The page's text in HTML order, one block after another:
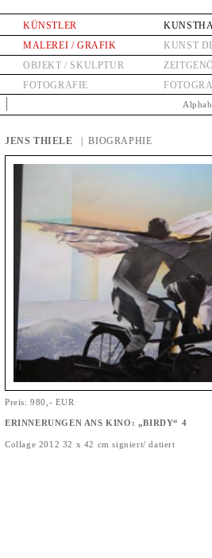
KÜNSTLER
MALEREI / GRAFIK
OBJEKT / SKULPTUR
FOTOGRAFIE
KUNST
JENS THIELE | BIOGRAPHIE
Preis: 980,- EUR
ERINNERUNGEN ANS KINO: „BIRDY“ 4
Collage 2012 32 x 42 cm signiert/ datiert